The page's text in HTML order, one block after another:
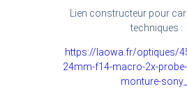
Lien constructeur pour
techniques :
https://laowa.fr/optiques/
24mm-f14-macro-2x-
monture-